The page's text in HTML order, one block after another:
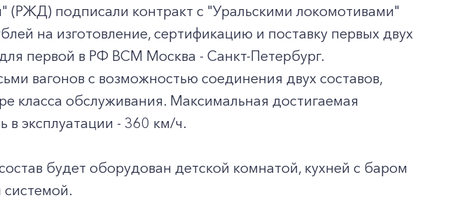
(РЖД) подписали контракт с "Уральскими локомотивами"
на изготовление, сертификацию и поставку первых двух
первой в РФ ВСМ Москва - Санкт-Петербург.
вагонов с возможностью соединения двух составов,
класса обслуживания. Максимальная достигаемая
в эксплуатации - 360 км/ч.
будет оборудован детской комнатой, кухней с баром
системой.